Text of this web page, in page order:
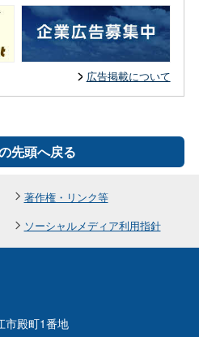
広告掲載について
先頭へ戻る
著作権・リンク等
ソーシャルメディア利用指針
殿町1番地